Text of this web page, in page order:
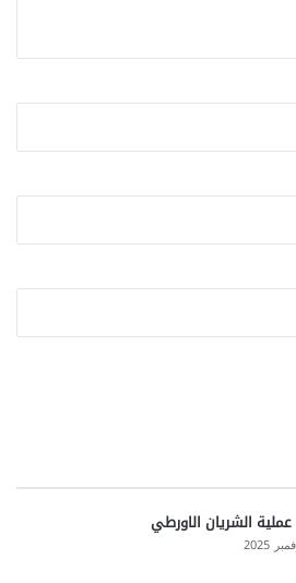
الشريان الاورطي